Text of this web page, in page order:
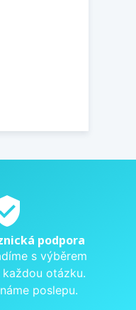
podpora
s výběrem
otázku.
poslepu.